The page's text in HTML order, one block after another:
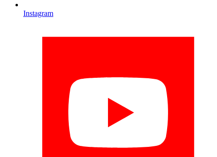
Instagram